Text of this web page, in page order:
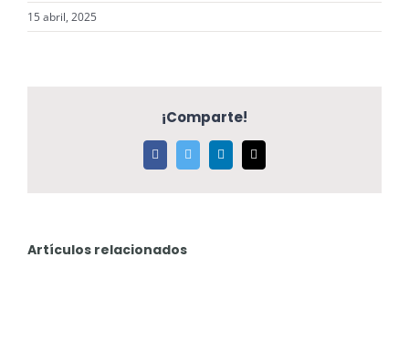
15 abril, 2025
¡Comparte!
FacebookTwitter LinkedIn
electrónico
Artículos relacionados